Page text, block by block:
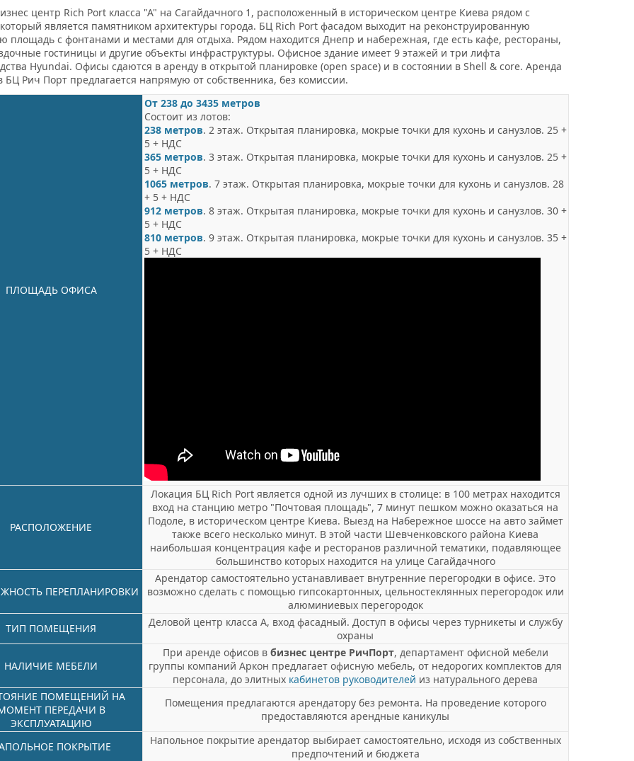
центр Rich Port класса "А" на Сагайдачного 1, расположенный в историческом центре Киева рядом с
является памятником архитектуры города. БЦ Rich Port фасадом выходит на реконструированную
площадь с фонтанами и местами для отдыха. Рядом находится Днепр и набережная, где есть кафе, рестораны,
гостиницы и другие объекты инфраструктуры. Офисное здание имеет 9 этажей и три лифта
Hyundai. Офисы сдаются в аренду в открытой планировке (open space) и в состоянии в Shell & core. Аренда
БЦ Рич Порт предлагается напрямую от собственника, без комиссии.
ПЛОЩАДЬ ОФИСА
От 238 до 3435 метров
Состоит из лотов:
238 метров. 2 этаж. Открытая планировка, мокрые точки для кухонь и санузлов. 25 +
5 + НДС
365 метров. 3 этаж. Открытая планировка, мокрые точки для кухонь и санузлов. 25 +
5 + НДС
1065 метров. 7 этаж. Открытая планировка, мокрые точки для кухонь и санузлов. 28
+ 5 + НДС
912 метров. 8 этаж. Открытая планировка, мокрые точки для кухонь и санузлов. 30 +
5 + НДС
810 метров. 9 этаж. Открытая планировка, мокрые точки для кухонь и санузлов. 35 +
5 + НДС
РАСПОЛОЖЕНИЕ
Локация БЦ Rich Port является одной из лучших в столице: в 100 метрах находится
вход на станцию ​​метро "Почтовая площадь", 7 минут пешком можно оказаться на
Подоле, в историческом центре Киева. Выезд на Набережное шоссе на авто займет
также всего несколько минут. В этой части Шевченковского района Киева
наибольшая концентрация кафе и ресторанов различной тематики, подавляющее
большинство которых находится на улице Сагайдачного
ПЕРЕПЛАНИРОВКИ
Арендатор самостоятельно устанавливает внутренние перегородки в офисе. Это
возможно сделать с помощью гипсокартонных, цельностеклянных перегородок или
алюминиевых перегородок
ТИП ПОМЕЩЕНИЯ
Деловой центр класса А, вход фасадный. Доступ в офисы через турникеты и службу
охраны
НАЛИЧИЕ МЕБЕЛИ
При аренде офисов в бизнес центре РичПорт, департамент офисной мебели
группы компаний Аркон предлагает офисную мебель, от недорогих комплектов для
персонала, до элитных кабинетов руководителей из натурального дерева
ПОМЕЩЕНИЙ НА
ПЕРЕДАЧИ В
ЭКСПЛУАТАЦИЮ
Помещения предлагаются арендатору без ремонта. На проведение которого
предоставляются арендные каникулы
ПОКРЫТИЕ
Напольное покрытие арендатор выбирает самостоятельно, исходя из собственных
предпочтений и бюджета